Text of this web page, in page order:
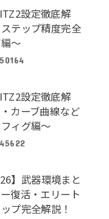
設定徹底解
テップ精度完全
～
50164
設定徹底解
カーブ曲線など
ィグ編～
45622
】武器環境まと
復活・エリート
プ完全解説！